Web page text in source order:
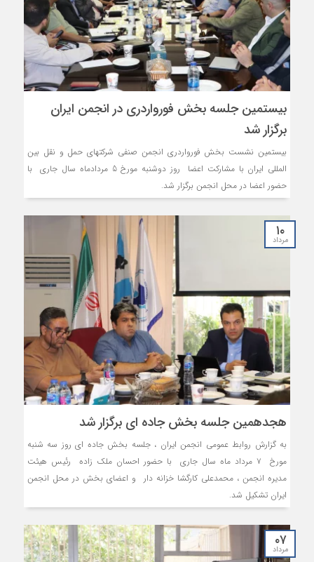
بیستمین جلسه بخش فورواردری در انجمن ایران
برگزار شد
بیستمین نشست بخش فورواردری انجمن صنفی شرکتهای حمل و نقل بین
المللی ایران با مشارکت اعضا روز دوشنبه مورخ 5 مردادماه سال جاری با
حضور اعضا در محل انجمن برگزار شد.
۱۰
مرداد
هجدهمین جلسه بخش جاده ای برگزار شد
به گزارش روابط عمومی انجمن ایران ، جلسه بخش جاده ای روز سه شنبه
مورخ ۷ مرداد ماه سال جاری با حضور احسان ملک زاده رئیس هیئت
مدیره انجمن ، محمدعلی کارگشا خزانه دار و اعضای بخش در محل انجمن
ایران تشکیل شد.
۰۷
مرداد